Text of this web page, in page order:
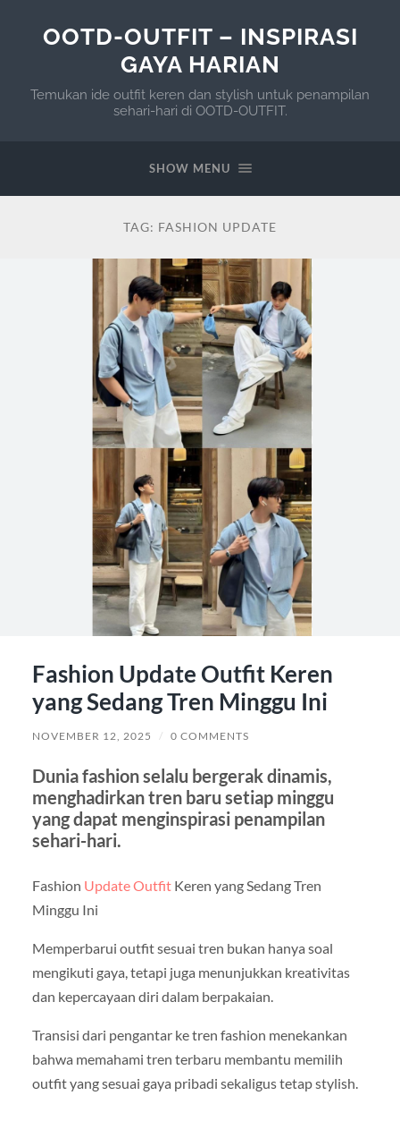
OOTD-OUTFIT – INSPIRASI
GAYA HARIAN
Temukan ide outfit keren dan stylish untuk penampilan
sehari-hari di OOTD-OUTFIT.
SHOW MENU
TAG: FASHION UPDATE
Fashion Update Outfit Keren
yang Sedang Tren Minggu Ini
NOVEMBER 12, 2025 / 0 COMMENTS
Dunia fashion selalu bergerak dinamis,
menghadirkan tren baru setiap minggu
yang dapat menginspirasi penampilan
sehari-hari.
Fashion Update OutfitKeren yang Sedang Tren
Minggu Ini
Memperbarui outfit sesuai tren bukan hanya soal
mengikuti gaya, tetapi juga menunjukkan kreativitas
dan kepercayaan diri dalam berpakaian.
Transisi dari pengantar ke tren fashion menekankan
bahwa memahami tren terbaru membantu memilih
outfit yang sesuai gaya pribadi sekaligus tetap stylish.